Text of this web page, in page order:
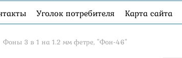
Уголок потребителя Карта сайта
Фоны 3 в 1 на 1.2 мм фетре, "Фон-46"